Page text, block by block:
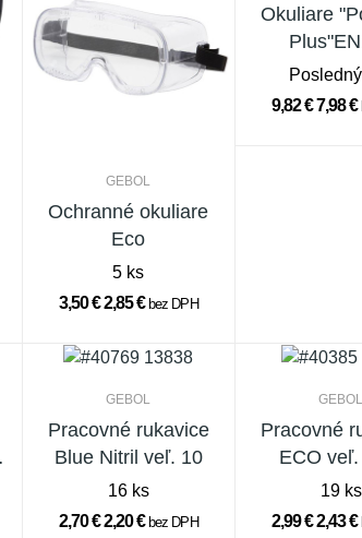
GEBOL
Ochranné okuliare
Eco
5 ks
3,50 €2,85 €bez DPH
Okuliare
9,82 €7,98 €
GEBOL
Pracovné rukavice
Blue Nitril veľ. 10
16 ks
2,70 €2,20 €bez DPH
GEBOL
Pracovné
ECO
19 ks
2,99 €2,43 €